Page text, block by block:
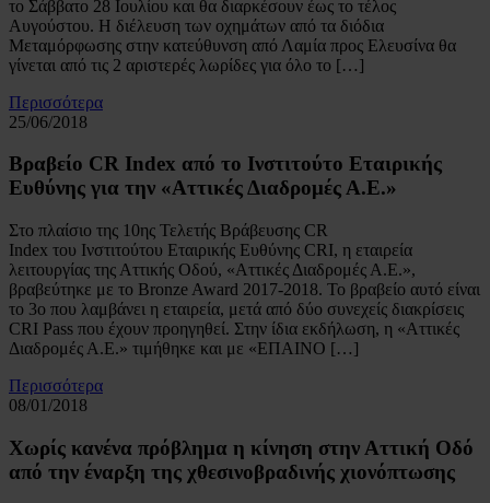
το Σάββατο 28 Ιουλίου και θα διαρκέσουν έως το τέλος
Αυγούστου. Η διέλευση των οχημάτων από τα διόδια
Μεταμόρφωσης στην κατεύθυνση από Λαμία προς Ελευσίνα θα
γίνεται από τις 2 αριστερές λωρίδες για όλο το […]
Περισσότερα
25/06/2018
Βραβείο CR Index από το Ινστιτούτο Εταιρικής
Ευθύνης για την «Αττικές Διαδρομές Α.Ε.»
Στο πλαίσιο της 10ης Τελετής Βράβευσης CR
Index του Ινστιτούτου Εταιρικής Ευθύνης CRI, η εταιρεία
λειτουργίας της Αττικής Οδού, «Αττικές Διαδρομές Α.Ε.»,
βραβεύτηκε με το Bronze Award 2017-2018. Το βραβείο αυτό είναι
το 3ο που λαμβάνει η εταιρεία, μετά από δύο συνεχείς διακρίσεις
CRI Pass που έχουν προηγηθεί. Στην ίδια εκδήλωση, η «Αττικές
Διαδρομές Α.Ε.» τιμήθηκε και με «ΕΠΑΙΝΟ […]
Περισσότερα
08/01/2018
Χωρίς κανένα πρόβλημα η κίνηση στην Αττική Οδό
από την έναρξη της χθεσινοβραδινής χιονόπτωσης